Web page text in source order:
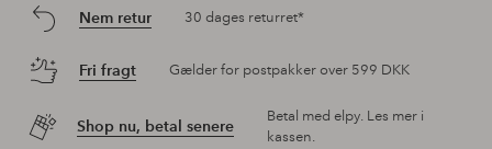
Nem retur 30 dages returret*
Fri fragt Gælder for postpakker over 599 DKK
Shop nu, betal senere
Betal med elpy. Les mer i
kassen.